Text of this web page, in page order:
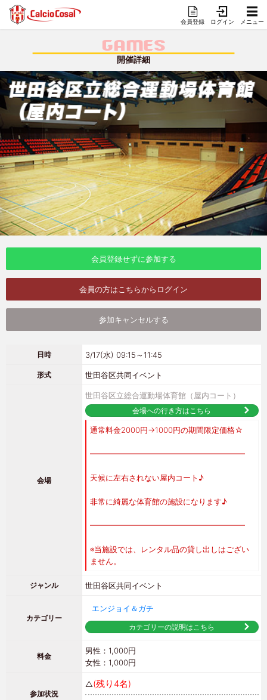
会員登録 ログイン メニュー
GAMES
開催詳細
会員登録せずに参加する
会員の方はこちらからログイン
参加キャンセルする
日時 3/17(水) 09:15～11:45
形式 世田谷区共同イベント
会場
世田谷区立総合運動場体育館（屋内コート）
会場への行き方はこちら
通常料金2000円→1000円の期間限定価格☆
━━━━━━━━━━━━━━━━━━━━
天候に左右されない屋内コート♪
非常に綺麗な体育館の施設になります♪
━━━━━━━━━━━━━━━━━━━━
※当施設では、レンタル品の貸し出しはござい
ません。
ジャンル 世田谷区共同イベント
カテゴリー
エンジョイ＆ガチ
カテゴリーの説明はこちら
料金
男性：1,000円
女性：1,000円
参加状況
△(残り4名)